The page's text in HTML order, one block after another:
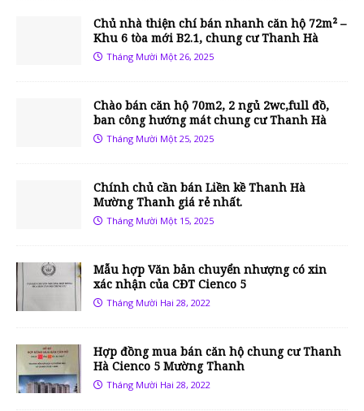
Chủ nhà thiện chí bán nhanh căn hộ 72m² –
Khu 6 tòa mới B2.1, chung cư Thanh Hà
Tháng Mười Một 26, 2025
Chào bán căn hộ 70m2, 2 ngủ 2wc,full đồ,
ban công hướng mát chung cư Thanh Hà
Tháng Mười Một 25, 2025
Chính chủ cần bán Liền kề Thanh Hà
Mường Thanh giá rẻ nhất.
Tháng Mười Một 15, 2025
Mẫu hợp Văn bản chuyển nhượng có xin
xác nhận của CĐT Cienco 5
Tháng Mười Hai 28, 2022
Hợp đồng mua bán căn hộ chung cư Thanh
Hà Cienco 5 Mường Thanh
Tháng Mười Hai 28, 2022